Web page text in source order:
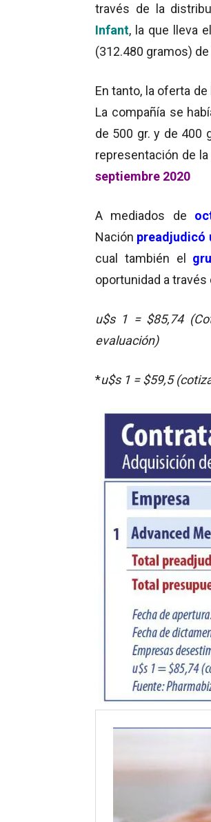
través de la
Infant, la que lleva
(312.480 gramos)
En tanto, la oferta
La compañía se
de 500 gr. y de 400
representación de
septiembre 2020
A mediados de
Nación preadjudicó
cual también el
oportunidad a
u$s 1 = $85,74
evaluación)
*u$s 1 = $59,5